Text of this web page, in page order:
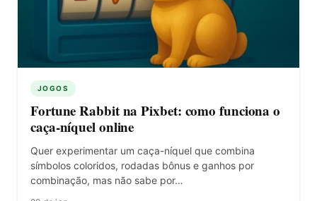
JOGOS
Fortune Rabbit na Pixbet: como funciona o
caça-níquel online
Quer experimentar um caça-níquel que combina
símbolos coloridos, rodadas bônus e ganhos por
combinação, mas não sabe por…